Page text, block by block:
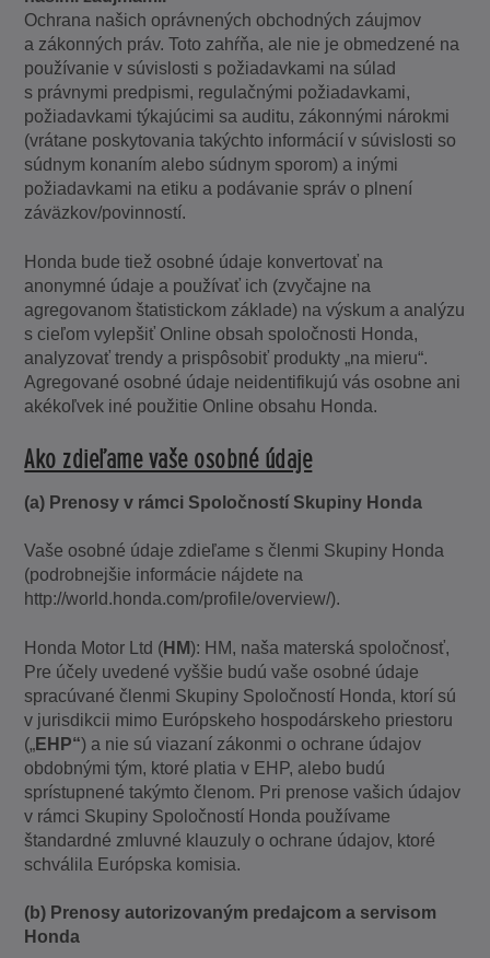
Ochrana našich oprávnených obchodných záujmov
a zákonných práv. Toto zahŕňa, ale nie je obmedzené na
používanie v súvislosti s požiadavkami na súlad
s právnymi predpismi, regulačnými požiadavkami,
požiadavkami týkajúcimi sa auditu, zákonnými nárokmi
(vrátane poskytovania takýchto informácií v súvislosti so
súdnym konaním alebo súdnym sporom) a inými
požiadavkami na etiku a podávanie správ o plnení
záväzkov/povinností.
Honda bude tiež osobné údaje konvertovať na
anonymné údaje a používať ich (zvyčajne na
agregovanom štatistickom základe) na výskum a analýzu
s cieľom vylepšiť Online obsah spoločnosti Honda,
analyzovať trendy a prispôsobiť produkty „na mieru“.
Agregované osobné údaje neidentifikujú vás osobne ani
akékoľvek iné použitie Online obsahu Honda.
Ako zdieľame vaše osobné údaje
(a) Prenosy v rámci Spoločností Skupiny Honda
Vaše osobné údaje zdieľame s členmi Skupiny Honda
(podrobnejšie informácie nájdete na
http://world.honda.com/profile/overview/).
Honda Motor Ltd (HM): HM, naša materská spoločnosť,
Pre účely uvedené vyššie budú vaše osobné údaje
spracúvané členmi Skupiny Spoločností Honda, ktorí sú
v jurisdikcii mimo Európskeho hospodárskeho priestoru
(„EHP“) a nie sú viazaní zákonmi o ochrane údajov
obdobnými tým, ktoré platia v EHP, alebo budú
sprístupnené takýmto členom. Pri prenose vašich údajov
v rámci Skupiny Spoločností Honda používame
štandardné zmluvné klauzuly o ochrane údajov, ktoré
schválila Európska komisia.
(b) Prenosy autorizovaným predajcom a servisom
Honda